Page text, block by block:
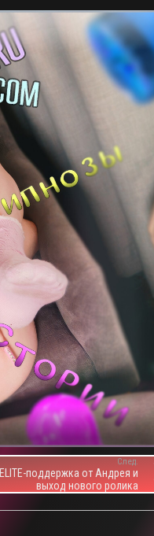
След.
ELITE-поддержка от Андрея и
выход нового ролика